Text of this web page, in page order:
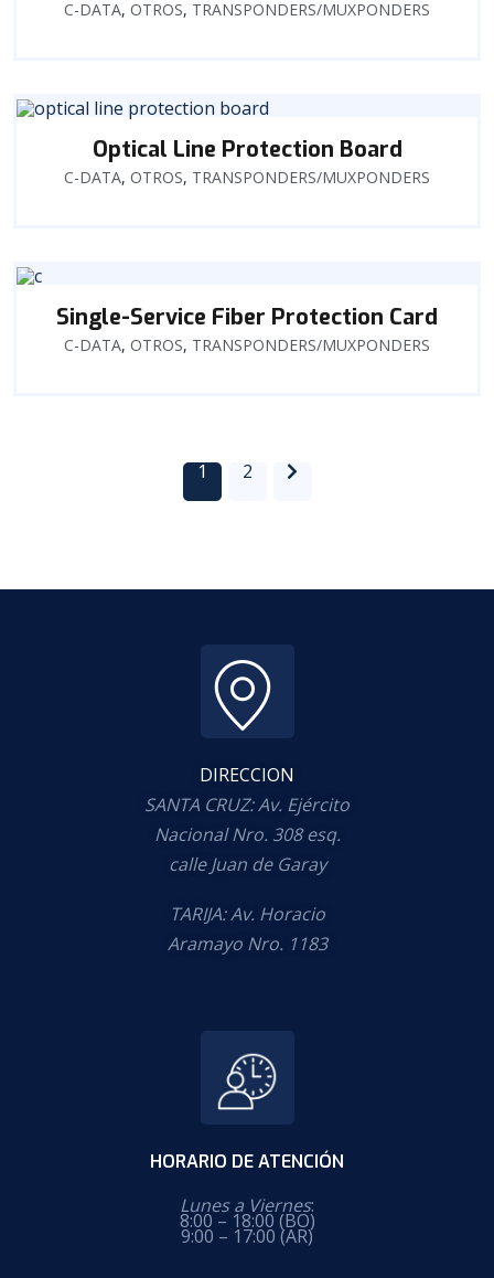
C-DATA, OTROS, TRANSPONDERS/MUXPONDERS
Optical Line Protection Board
C-DATA, OTROS, TRANSPONDERS/MUXPONDERS
Single-Service Fiber Protection Card
C-DATA, OTROS, TRANSPONDERS/MUXPONDERS
1 2
DIRECCION
SANTA CRUZ: Av. Ejército
Nacional Nro. 308 esq.
calle Juan de Garay
TARIJA: Av. Horacio
Aramayo Nro. 1183
HORARIO DE ATENCIÓN
Lunes a Viernes:
8:00 – 18:00 (BO)
9:00 – 17:00 (AR)